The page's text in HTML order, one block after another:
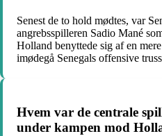
Senest de to hold mødtes, var
angrebsspilleren Sadio Mané
Holland benyttede sig af en
imødegå Senegals offensive
Hvem var de centrale
under kampen mod